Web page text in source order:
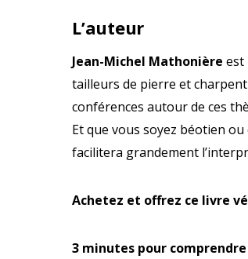
L’auteur
Jean-Michel Mathonière est
tailleurs de pierre et
conférences autour de ces
Et que vous soyez béotien
facilitera grandement
Achetez et offrez ce livre
3 minutes pour